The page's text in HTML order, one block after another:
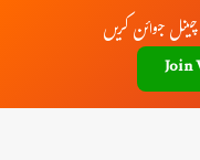
جوائن کریں